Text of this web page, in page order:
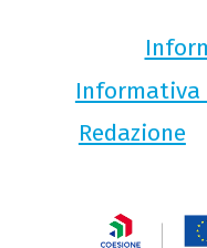
Informativa
Redazione